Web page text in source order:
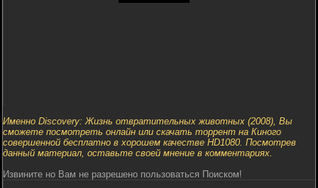
Именно Discovery: Жизнь отвратительных животных (2008), Вы
сможете посмотреть онлайн или скачать торрент на Киного
совершенной бесплатно в хорошем качестве HD1080. Посмотрев
данный материал, оставьте своей мнение в комментариях.
Извините но Вам не разрешено пользоваться Поиском!